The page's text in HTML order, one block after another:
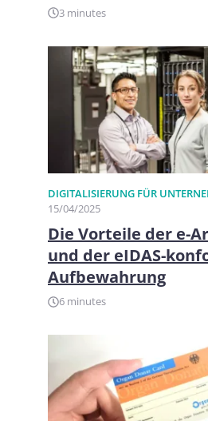
3 minutes
DIGITALISIERUNG FÜR
15/04/2025
Die Vorteile der e-
und der eIDAS-
Aufbewahrung
6 minutes